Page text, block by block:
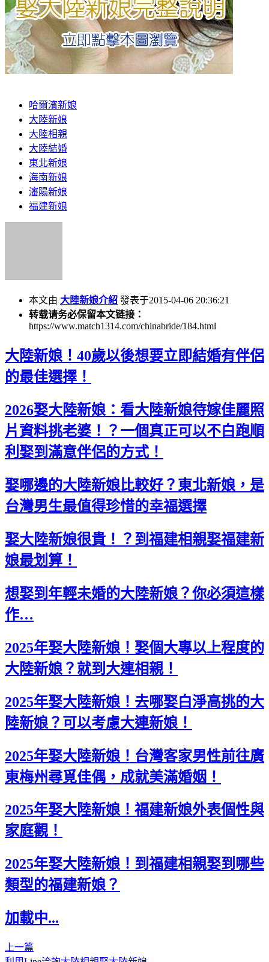
哈爾濱新娘
大陸新娘
大陸相親
大陸結婚
東北新娘
海南新娘
瀋陽新娘
福建新娘
本文由 大陸新娘介紹 發表于2015-04-06 20:36:21
转载请务必保留本文链接：
https://www.match1314.com/chinabride/184.html
大陸新娘！40歲以後想要立即結婚有伴侶
的最佳選擇！
2026娶大陸新娘：看大陸新娘待嫁佳麗照
片資料挑老婆！？一個真正可以不白跑順
利娶到滿意伴侶的方式！
娶哪邊的大陸新娘比較好？東北新娘，是
台灣男生最值得珍惜的幸福選擇
娶大陸新娘很貴！？到福建相親娶福建新
娘最划算！
想娶到年輕未婚的大陸新娘？你必須這樣
作…
2025年娶大陸新娘！娶個大專以上程度的
大陸新娘？就到大連相親！
2025年娶大陸新娘！去哪娶白淨高挑的大
陸新娘？可以考慮大連新娘！
2025年娶大陸新娘！台灣客家男性前往廣
東梅州尋覓佳偶，成就美滿婚姻！
2025年娶大陸新娘！福建新娘外表個性與
家庭觀！
2025年娶大陸新娘！到福建相親娶到哪些
類型的福建新娘？
加載中...
上一篇